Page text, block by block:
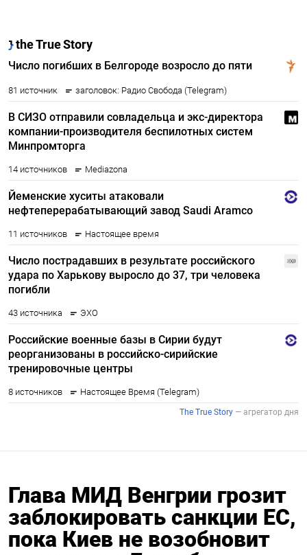
Глава МИД Венгрии грозит
заблокировать санкции ЕС,
пока Киев не возобновит